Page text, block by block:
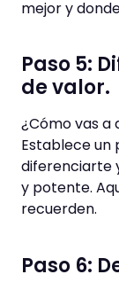
mejor y
Paso 5:
de valor.
¿Cómo vas
Establece un
diferenciarte
y potente.
recuerden.
Paso 6: